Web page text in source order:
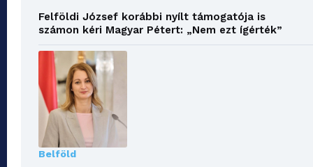
Felföldi József korábbi nyílt támogatója is
számon kéri Magyar Pétert: „Nem ezt ígérték”
Belföld